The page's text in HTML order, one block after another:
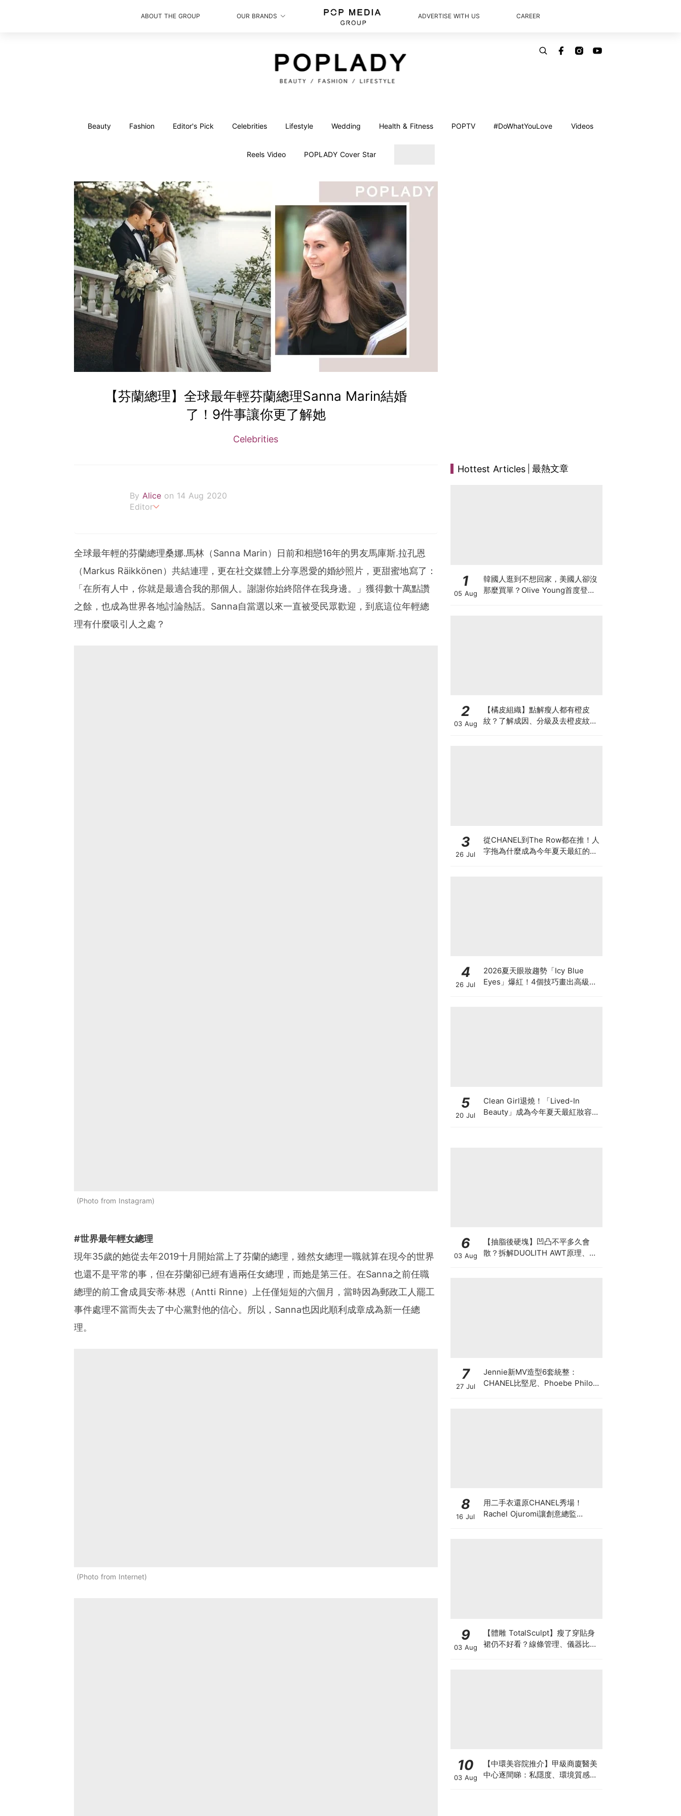
ABOUT THE GROUP OUR BRANDS ADVERTISE WITH US CAREER
Beauty Fashion Editor's Pick Celebrities Lifestyle Wedding Health & Fitness POPTV #DoWhatYouLove Videos
Reels Video POPLADY Cover Star
【芬蘭總理】全球最年輕芬蘭總理Sanna Marin結婚
了！9件事讓你更了解她
Celebrities
By Alice on 14 Aug 2020
Editor
全球最年輕的芬蘭總理桑娜.馬林（Sanna Marin）日前和相戀16年的男友馬庫斯.拉孔恩
（Markus Räikkönen）共結連理，更在社交媒體上分享恩愛的婚紗照片，更甜蜜地寫了：
「在所有人中，你就是最適合我的那個人。謝謝你始終陪伴在我身邊。」獲得數十萬點讚
之餘，也成為世界各地討論熱話。Sanna自當選以來一直被受民眾歡迎，到底這位年輕總
理有什麼吸引人之處？
Photo from Instagram
#世界最年輕女總理
現年35歲的她從去年2019十月開始當上了芬蘭的總理，雖然女總理一職就算在現今的世界
也還不是平常的事，但在芬蘭卻已經有過兩任女總理，而她是第三任。在Sanna之前任職
總理的前工會成員安蒂·林恩（Antti Rinne）上任僅短短的六個月，當時因為郵政工人罷工
事件處理不當而失去了中心黨對他的信心。 所以，Sanna也因此順利成章成為新一任總
理。
Photo from Internet
Hottest Articles 最熱文章
1
05 Aug
韓國人逛到不想回家，美國人卻沒
那麼買單？Olive Young首度登陸
2
03 Aug
【橘皮組織】點解瘦人都有橙皮
紋？了解成因、分級及去橙皮紋改
3
26 Jul
從CHANEL到The Row都在推！人
字拖為什麼成為今年夏天最紅的
4
26 Jul
2026夏天眼妝趨勢「Icy Blue
Eyes」爆紅！4個技巧畫出高級冰
5
20 Jul
Clean Girl退燒！「Lived-In
Beauty」成為今年夏天最紅妝容，
6
03 Aug
【抽脂後硬塊】凹凸不平多久會
散？拆解DUOLITH AWT原理、按
7
27 Jul
Jennie新MV造型6套統整：
CHANEL比堅尼、Phoebe Philo
8
16 Jul
用二手衣還原CHANEL秀場！
Rachel Ojuromi讓創意總監
9
03 Aug
【體雕 TotalSculpt】瘦了穿貼身
裙仍不好看？線條管理、儀器比較
10
03 Aug
【中環美容院推介】甲級商廈醫美
中心逐間睇：私隱度、環境質感、